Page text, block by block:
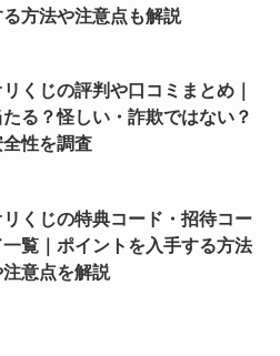
方法や注意点も解説
リくじの評判や口コミまとめ｜
たる？怪しい・詐欺ではない？
性を調査
リくじの特典コード・招待コー
一覧｜ポイントを入手する方法
意点を解説